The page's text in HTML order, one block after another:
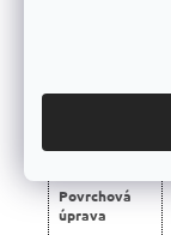
Povrchová
úprava